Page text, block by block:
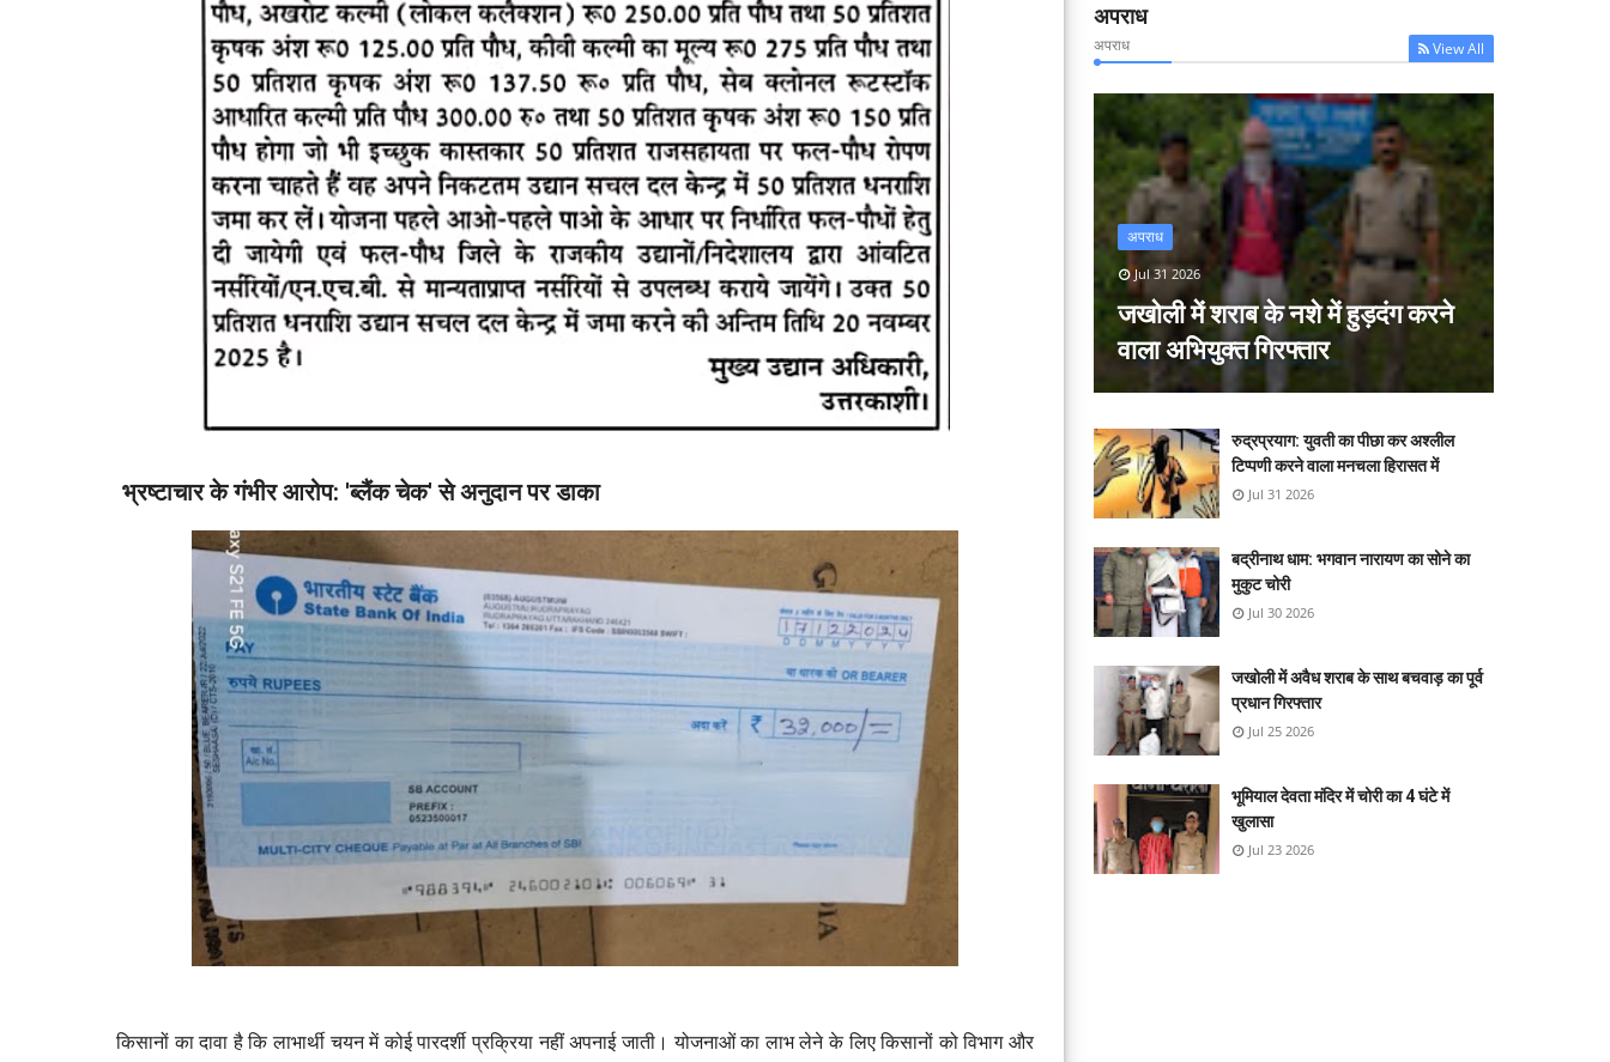
भ्रष्टाचार के गंभीर आरोप: 'ब्लैंक चेक' से अनुदान पर डाका
किसानों का दावा है कि लाभार्थी चयन में कोई पारदर्शी प्रक्रिया नहीं अपनाई जाती। योजनाओं का लाभ लेने के लिए किसानों को विभाग और
अपराध
अपराध View All
अपराध
Jul 31 2026
जखोली में शराब के नशे में हुड़दंग करने
वाला अभियुक्त गिरफ्तार
रुद्रप्रयाग: युवती का पीछा कर अश्लील
टिप्पणी करने वाला मनचला हिरासत में
Jul 31 2026
बद्रीनाथ धाम: भगवान नारायण का सोने का
मुकुट चोरी
Jul 30 2026
जखोली में अवैध शराब के साथ बचवाड़ का पूर्व
प्रधान गिरफ्तार
Jul 25 2026
भूमियाल देवता मंदिर में चोरी का 4 घंटे में
खुलासा
Jul 23 2026